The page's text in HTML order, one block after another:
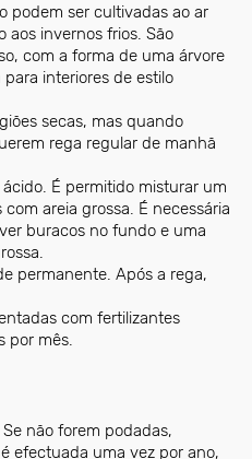
podem ser cultivadas ao ar
aos invernos frios. São
com a forma de uma árvore
interiores de estilo
secas, mas quando
rega regular de manhã
É permitido misturar um
areia grossa. É necessária
buracos no fundo e uma
permanente. Após a rega,
com fertilizantes
por mês.
não forem podadas,
efectuada uma vez por ano,